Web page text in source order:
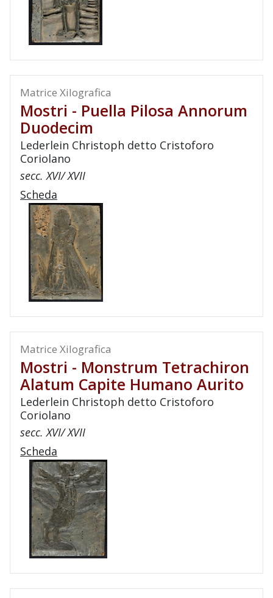
Matrice Xilografica
Mostri - Puella Pilosa Annorum
Duodecim
Lederlein Christoph detto Cristoforo
Coriolano
secc. XVI/ XVII
Scheda
Matrice Xilografica
Mostri - Monstrum Tetrachiron
Alatum Capite Humano Aurito
Lederlein Christoph detto Cristoforo
Coriolano
secc. XVI/ XVII
Scheda